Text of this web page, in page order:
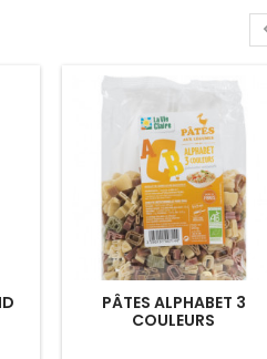
PÂTES ALPHABET 3
COULEURS